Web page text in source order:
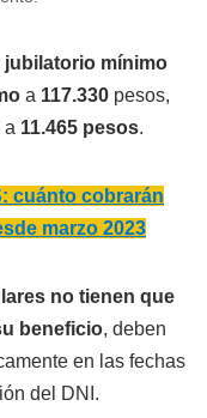
jubilatorio mínimo
a 117.330 pesos,
a 11.465 pesos.
cuánto cobrarán
marzo 2023
no tienen que
beneficio, deben
en las fechas
del DNI.